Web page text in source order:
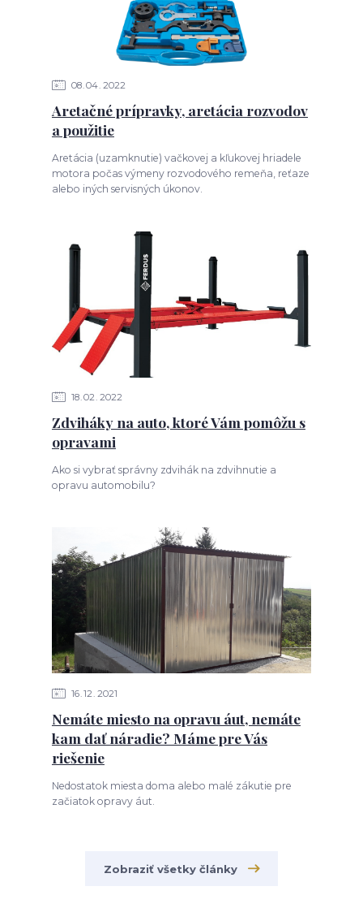
08 04 2022
Aretačné prípravky, aretácia rozvodov
a použitie
Aretácia (uzamknutie) vačkovej a kľukovej hriadele
motora počas výmeny rozvodového remeňa, reťaze
alebo iných servisných úkonov.
18 02 2022
Zdviháky na auto, ktoré Vám pomôžu s
opravami
Ako si vybrať správny zdvihák na zdvihnutie a
opravu automobilu?
16 12 2021
Nemáte miesto na opravu áut, nemáte
kam dať náradie? Máme pre Vás
riešenie
Nedostatok miesta doma alebo malé zákutie pre
začiatok opravy áut.
Zobraziť všetky články